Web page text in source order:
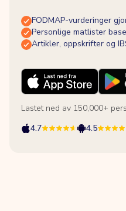
FODMAP-vurderinger
Personlige matlister
Artikler, oppskrifter og
Lastet ned av 150,000+
4.7
4.5